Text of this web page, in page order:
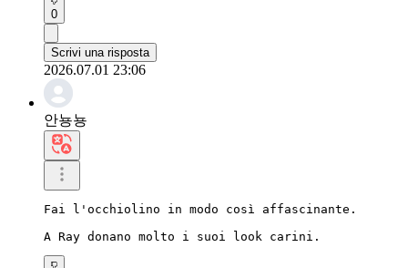
0
Scrivi una risposta
2026.07.01 23:06
안뇽뇽
Fai l'occhiolino in modo così affascinante.
A Ray donano molto i suoi look carini.